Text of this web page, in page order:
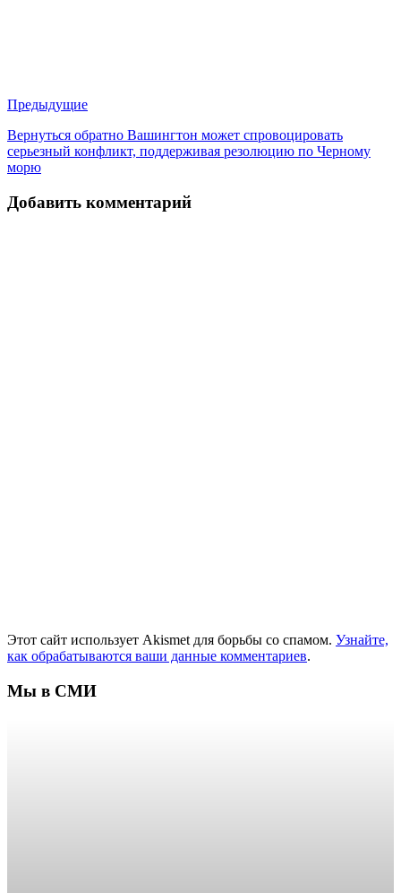
Предыдущие
Вернуться обратно Вашингтон может спровоцировать
серьезный конфликт, поддерживая резолюцию по Черному
морю
Добавить комментарий
Этот сайт использует Akismet для борьбы со спамом. Узнайте,
как обрабатываются ваши данные комментариев.
Мы в СМИ